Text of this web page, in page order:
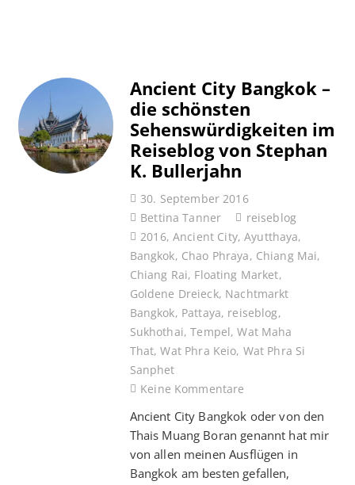
Ancient City Bangkok –
die schönsten
Sehenswürdigkeiten im
Reiseblog von Stephan
K. Bullerjahn
30. September 2016
Bettina Tanner
reiseblog
2016, Ancient City,Ayutthaya,
Bangkok, Chao Phraya, Chiang Mai,
Chiang Rai, Floating Market,
Goldene Dreieck, Nachtmarkt
Bangkok, Pattaya, reiseblog,
Sukhothai,Tempel,Wat Maha
That,Wat Phra Keio, Wat Phra Si
Sanphet
Keine Kommentare
Ancient City Bangkok oder von den
Thais Muang Boran genannt hat mir
von allen meinen Ausflügen in
Bangkok am besten gefallen,